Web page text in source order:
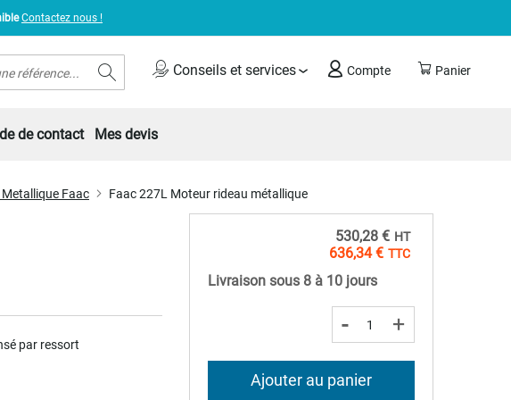
Contactez nous !
Panier
Conseils et services Compte
Rechercher
de contact Mes devis
Faac Faac 227L Moteur rideau métallique
par ressort
636,34 €
530,28 €
Livraison sous 8 à 10 jours
- +
Ajouter au panier